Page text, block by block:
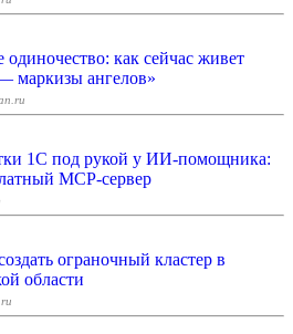
как сейчас живет
маркизы ангелов»
1С под рукой у ИИ-помощника:
MCP-сервер
ограночный кластер в
области